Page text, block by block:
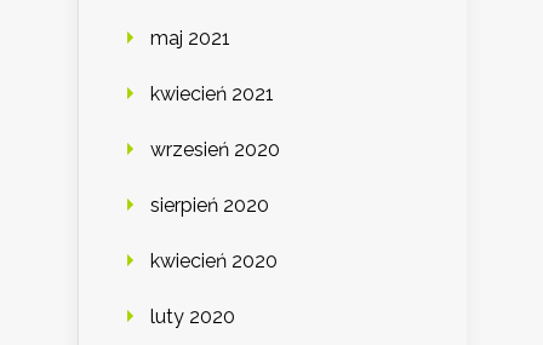
maj 2021
kwiecień 2021
wrzesień 2020
sierpień 2020
kwiecień 2020
luty 2020